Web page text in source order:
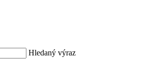
Hledaný výraz